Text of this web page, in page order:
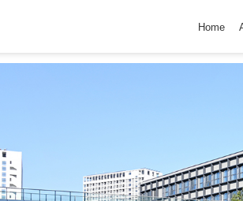
Home